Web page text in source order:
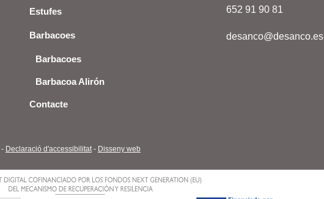
Estufes
Barbacoes
Barbacoes
Barbacoa Alirón
Contacte
652 91 90 81
desanco@desanco.es
- Declaració d'accessibilitat- Disseny web